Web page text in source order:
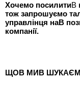
Хочемо посилитиВ
тож запрошуємо
управлінця наВ
компанії.
ЩОВ МИВ